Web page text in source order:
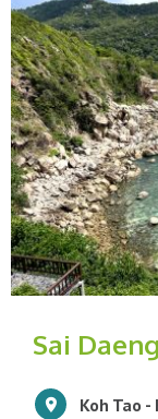
Sai
Koh Tao